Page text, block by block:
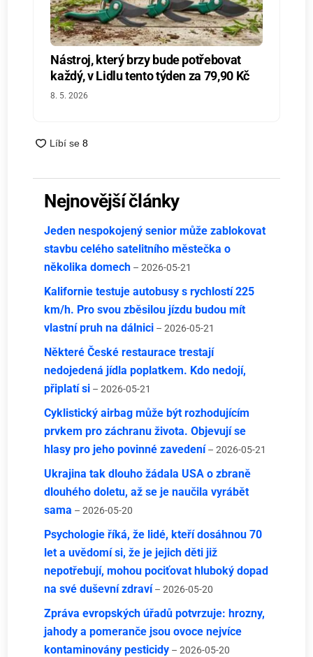
Nástroj, který brzy bude potřebovat
každý, v Lidlu tento týden za 79,90 Kč
8. 5. 2026
Nejnovější články
Jeden nespokojený senior může zablokovat
stavbu celého satelitního městečka o
několika domech – 2026-05-21
Kalifornie testuje autobusy s rychlostí 225
km/h. Pro svou zběsilou jízdu budou mít
vlastní pruh na dálnici – 2026-05-21
Některé České restaurace trestají
nedojedená jídla poplatkem. Kdo nedojí,
připlatí si – 2026-05-21
Cyklistický airbag může být rozhodujícím
prvkem pro záchranu života. Objevují se
hlasy pro jeho povinné zavedení – 2026-05-21
Ukrajina tak dlouho žádala USA o zbraně
dlouhého doletu, až se je naučila vyrábět
sama – 2026-05-20
Psychologie říká, že lidé, kteří dosáhnou 70
let a uvědomí si, že je jejich děti již
nepotřebují, mohou pociťovat hluboký dopad
na své duševní zdraví – 2026-05-20
Zpráva evropských úřadů potvrzuje: hrozny,
jahody a pomeranče jsou ovoce nejvíce
kontaminovány pesticidy – 2026-05-20